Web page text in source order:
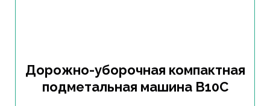
Дорожно-уборочная компактная
подметальная машина B10C